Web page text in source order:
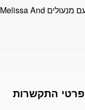
אורווה עם מנעולים Melissa And
פרטי התקשרות